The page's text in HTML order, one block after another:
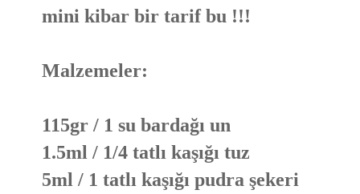
mini kibar bir tarif bu !!!
Malzemeler:
115gr / 1 su bardağı un
1.5ml / 1/4 tatlı kaşığı tuz
5ml / 1 tatlı kaşığı pudra şekeri